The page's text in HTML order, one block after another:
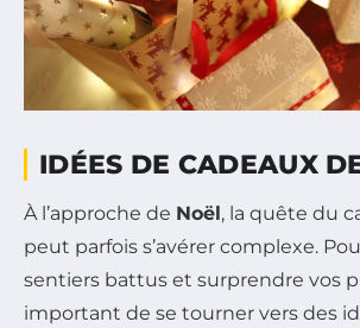
IDÉES DE CADEAUX
À l’approche de Noël , la quête du
peut parfois s’avérer complexe.
sentiers battus et surprendre vos
important de se tourner vers des